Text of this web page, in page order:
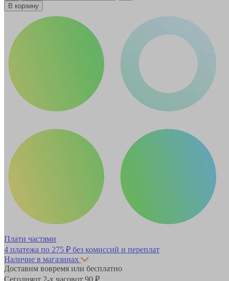
В корзину
Плати частями
4 платежа по 275 ₽ без комиссий и переплат
Наличие в магазинах
Доставим вовремя или бесплатно
Сегодняот 2-х часовот 90 ₽